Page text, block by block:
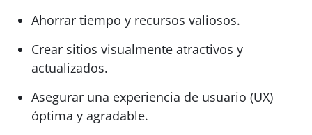
Ahorrar tiempo y recursos valiosos.
Crear sitios visualmente atractivos y
actualizados.
Asegurar una experiencia de usuario (UX)
óptima y agradable.